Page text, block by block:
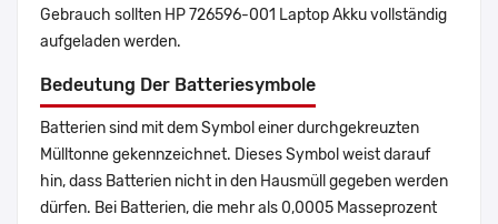
Gebrauch sollten HP 726596-001 Laptop Akku vollständig
aufgeladen werden.
Bedeutung Der Batteriesymbole
Batterien sind mit dem Symbol einer durchgekreuzten
Mülltonne gekennzeichnet. Dieses Symbol weist darauf
hin, dass Batterien nicht in den Hausmüll gegeben werden
dürfen. Bei Batterien, die mehr als 0,0005 Masseprozent